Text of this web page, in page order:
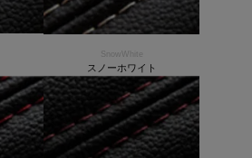
SnowWhite
スノーホワイト